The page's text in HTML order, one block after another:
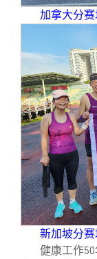
加拿大分赛
新加坡分赛
健康工作50